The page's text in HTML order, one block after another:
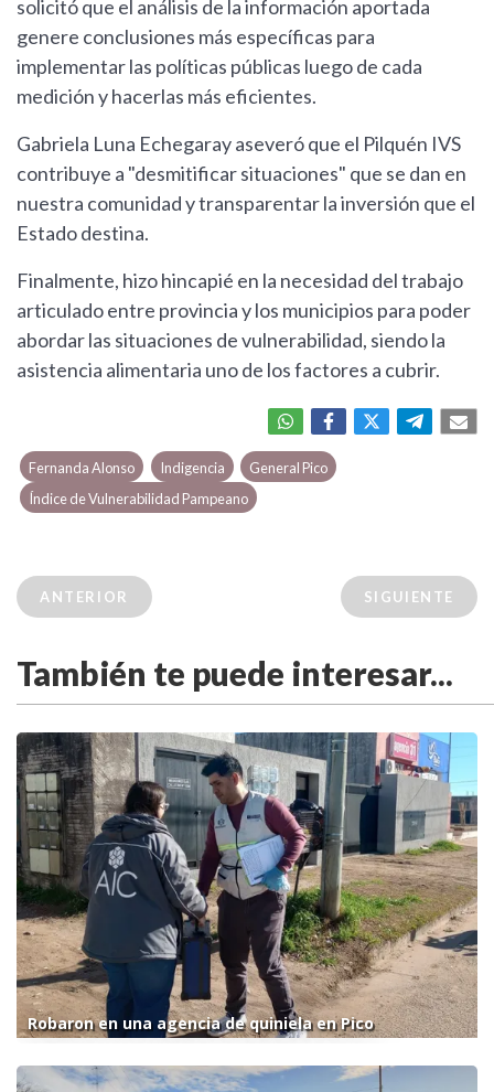
solicitó que el análisis de la información aportada
genere conclusiones más específicas para
implementar las políticas públicas luego de cada
medición y hacerlas más eficientes.
Gabriela Luna Echegaray aseveró que el Pilquén IVS
contribuye a "desmitificar situaciones" que se dan en
nuestra comunidad y transparentar la inversión que el
Estado destina.
Finalmente, hizo hincapié en la necesidad del trabajo
articulado entre provincia y los municipios para poder
abordar las situaciones de vulnerabilidad, siendo la
asistencia alimentaria uno de los factores a cubrir.
Fernanda Alonso Indigencia
General Pico
Índice de Vulnerabilidad Pampeano
ANTERIOR SIGUIENTE
También te puede interesar...
Robaron en una agencia de quiniela en Pico